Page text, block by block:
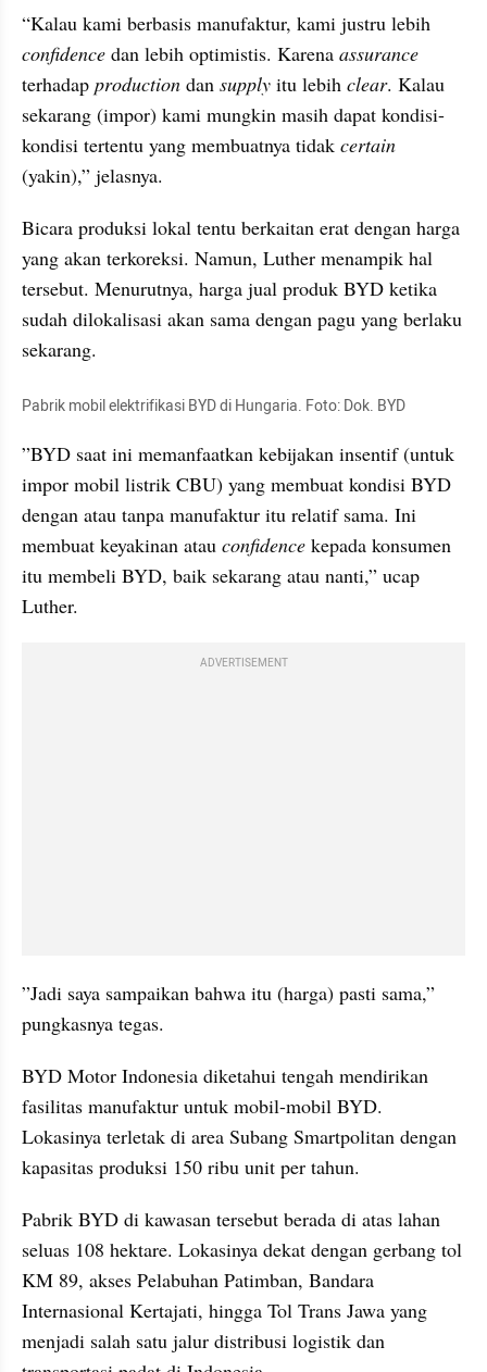
confidence dan lebih optimistis. Karena assurance
terhadap production dan supply itu lebih clear. Kalau
sekarang (impor) kami mungkin masih dapat kondisi-
kondisi tertentu yang membuatnya tidak certain
(yakin),” jelasnya.
Bicara produksi lokal tentu berkaitan erat dengan harga
yang akan terkoreksi. Namun, Luther menampik hal
tersebut. Menurutnya, harga jual produk BYD ketika
sudah dilokalisasi akan sama dengan pagu yang berlaku
sekarang.
Pabrik mobil elektrifikasi BYD di Hungaria. Foto: Dok. BYD
”BYD saat ini memanfaatkan kebijakan insentif (untuk
impor mobil listrik CBU) yang membuat kondisi BYD
dengan atau tanpa manufaktur itu relatif sama. Ini
membuat keyakinan atau confidence kepada konsumen
itu membeli BYD, baik sekarang atau nanti,” ucap
Luther.
ADVERTISEMENT
”Jadi saya sampaikan bahwa itu (harga) pasti sama,”
pungkasnya tegas.
BYD Motor Indonesia diketahui tengah mendirikan
fasilitas manufaktur untuk mobil-mobil BYD.
Lokasinya terletak di area Subang Smartpolitan dengan
kapasitas produksi 150 ribu unit per tahun.
Pabrik BYD di kawasan tersebut berada di atas lahan
seluas 108 hektare. Lokasinya dekat dengan gerbang tol
KM 89, akses Pelabuhan Patimban, Bandara
Internasional Kertajati, hingga Tol Trans Jawa yang
menjadi salah satu jalur distribusi logistik dan